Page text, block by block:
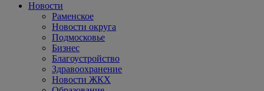
Новости
Раменское
Новости округа
Подмосковье
Бизнес
Благоустройство
Здравоохранение
Новости ЖКХ